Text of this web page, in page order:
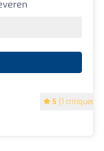
5 (1 critiques)